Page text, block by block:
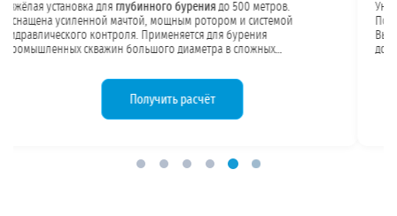
Универсальная установка на полноприводном шасси КамАЗ.
Подходит для бурения в скальных грунтах, известняке, песчанике.
Высокая проходимость позволяет работать в удалённых районах без
дорог. Мощность двигателя обеспечивает бурение в твёрдых
объём водопотребления и геологию участка.
Получить расчёт